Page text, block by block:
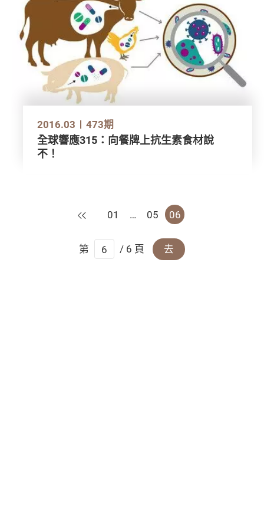
2016.03 473期
全球響應315：向餐牌上抗生素食材說
不！
上一頁
01 … 05 06
第 / 6 頁 去